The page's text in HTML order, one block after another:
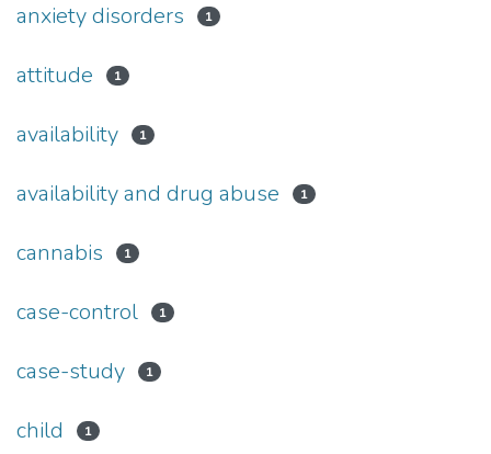
anxiety disorders 1
attitude 1
availability 1
availability and drug abuse 1
cannabis 1
case-control 1
case-study 1
child 1